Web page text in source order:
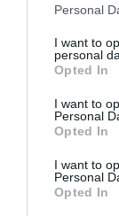
Personal
I want to
personal
Opted In
I want to
Personal
Opted In
I want to
Personal
Opted In
proceso con
Conselleria
instalaciones
próximo mes
funcional y el
trámites. "Lo
ejecutada,